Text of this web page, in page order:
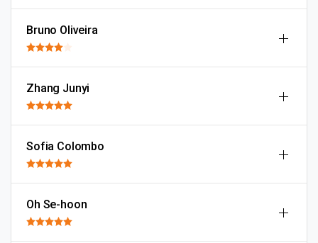
Bruno Oliveira
Zhang Junyi
Sofia Colombo
Oh Se-hoon